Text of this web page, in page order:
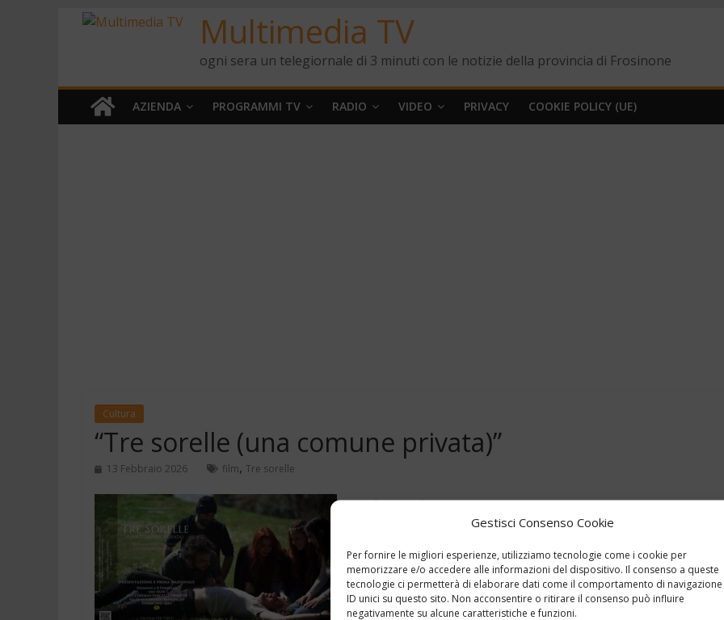
Gestisci Consenso Cookie
Per fornire le migliori esperienze, utilizziamo tecnologie come i cookie per
memorizzare e/o accedere alle informazioni del dispositivo. Il consenso a queste
tecnologie ci permetterà di elaborare dati come il comportamento di navigazione
ID unici su questo sito. Non acconsentire o ritirare il consenso può influire
negativamente su alcune caratteristiche e funzioni.
Multimedia TV
ogni sera un telegiornale di 3 minuti con le notizie della provincia di Frosinone
AZIENDA PROGRAMMI TV RADIO VIDEO PRIVACY COOKIE POLICY (UE)
Cultura
“Tre sorelle (una comune privata)”
13 Febbraio 2026 film, Tre sorelle
Di Manlio Vignola